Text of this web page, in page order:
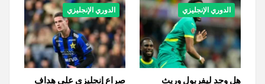
الدوري الإنجليزي
هل وجد ليفربول وريث
الدوري الإنجليزي
صراع إنجليزي على هداف